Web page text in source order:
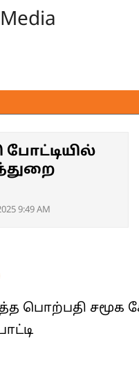
9:49 AM
பொற்பதி சமூக